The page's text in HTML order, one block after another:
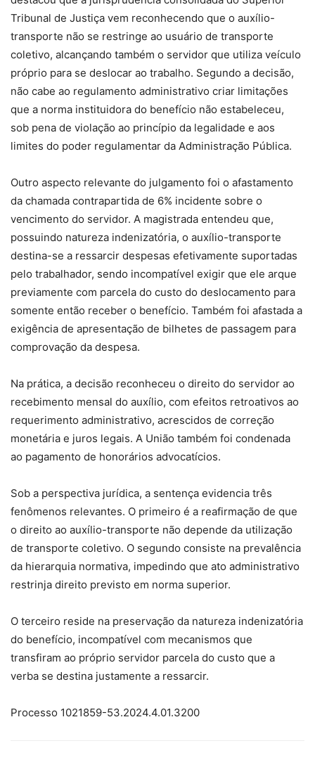
Tribunal de Justiça vem reconhecendo que o auxílio-
transporte não se restringe ao usuário de transporte
coletivo, alcançando também o servidor que utiliza veículo
próprio para se deslocar ao trabalho. Segundo a decisão,
não cabe ao regulamento administrativo criar limitações
que a norma instituidora do benefício não estabeleceu,
sob pena de violação ao princípio da legalidade e aos
limites do poder regulamentar da Administração Pública.
Outro aspecto relevante do julgamento foi o afastamento
da chamada contrapartida de 6% incidente sobre o
vencimento do servidor. A magistrada entendeu que,
possuindo natureza indenizatória, o auxílio-transporte
destina-se a ressarcir despesas efetivamente suportadas
pelo trabalhador, sendo incompatível exigir que ele arque
previamente com parcela do custo do deslocamento para
somente então receber o benefício. Também foi afastada a
exigência de apresentação de bilhetes de passagem para
comprovação da despesa.
Na prática, a decisão reconheceu o direito do servidor ao
recebimento mensal do auxílio, com efeitos retroativos ao
requerimento administrativo, acrescidos de correção
monetária e juros legais. A União também foi condenada
ao pagamento de honorários advocatícios.
Sob a perspectiva jurídica, a sentença evidencia três
fenômenos relevantes. O primeiro é a reafirmação de que
o direito ao auxílio-transporte não depende da utilização
de transporte coletivo. O segundo consiste na prevalência
da hierarquia normativa, impedindo que ato administrativo
restrinja direito previsto em norma superior.
O terceiro reside na preservação da natureza indenizatória
do benefício, incompatível com mecanismos que
transfiram ao próprio servidor parcela do custo que a
verba se destina justamente a ressarcir.
Processo 1021859-53.2024.4.01.3200